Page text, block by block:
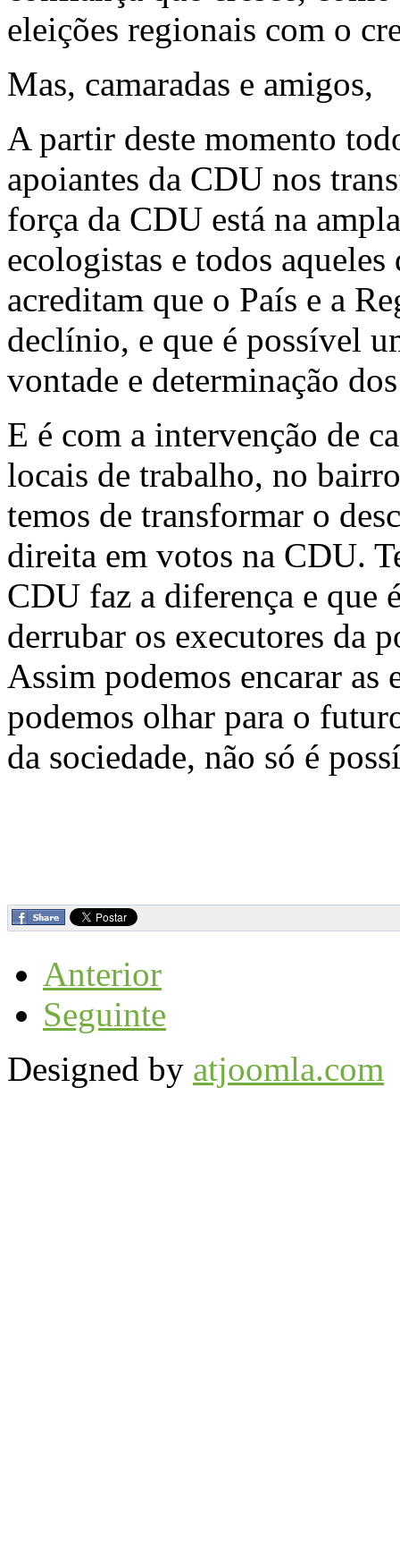
eleições regionais com o
Mas, camaradas e amigos,
A partir deste momento
apoiantes da CDU nos
força da CDU está na
ecologistas e todos
acreditam que o País e a
declínio, e que é possível
vontade e determinação
E é com a intervenção de
locais de trabalho, no
temos de transformar o
direita em votos na CDU.
CDU faz a diferença e que
derrubar os executores da
Assim podemos encarar
podemos olhar para o
da sociedade, não só é
Anterior
Seguinte
Designed by atjoomla.com